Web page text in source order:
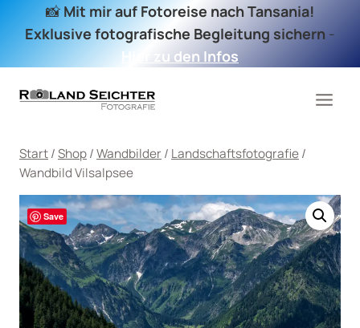
Inhalt
📸 Mit mir auf Fotoreise nach Tansania!
Exklusive fotografische Begleitung sichern -
Hier zu den Infos
Start/Shop/Wandbilder / Landschaftsfotografie/
Wandbild Vilsalpsee
Save